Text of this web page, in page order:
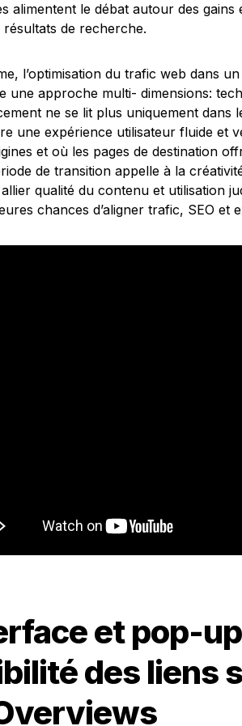
alimentent le débat autour des gains
résultats de recherche.
l’optimisation du trafic web dans
une approche multi- dimensions:
ne se lit plus uniquement dans
une expérience utilisateur fluide et
et où les pages de destination
de transition appelle à la
qualité du contenu et utilisation
chances d’aligner trafic, SEO et
et pop-
des liens